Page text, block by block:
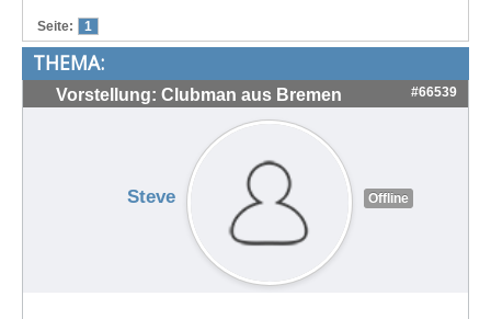
Seite: 1
THEMA:
Vorstellung: Clubman aus Bremen #66539
Steve Offline